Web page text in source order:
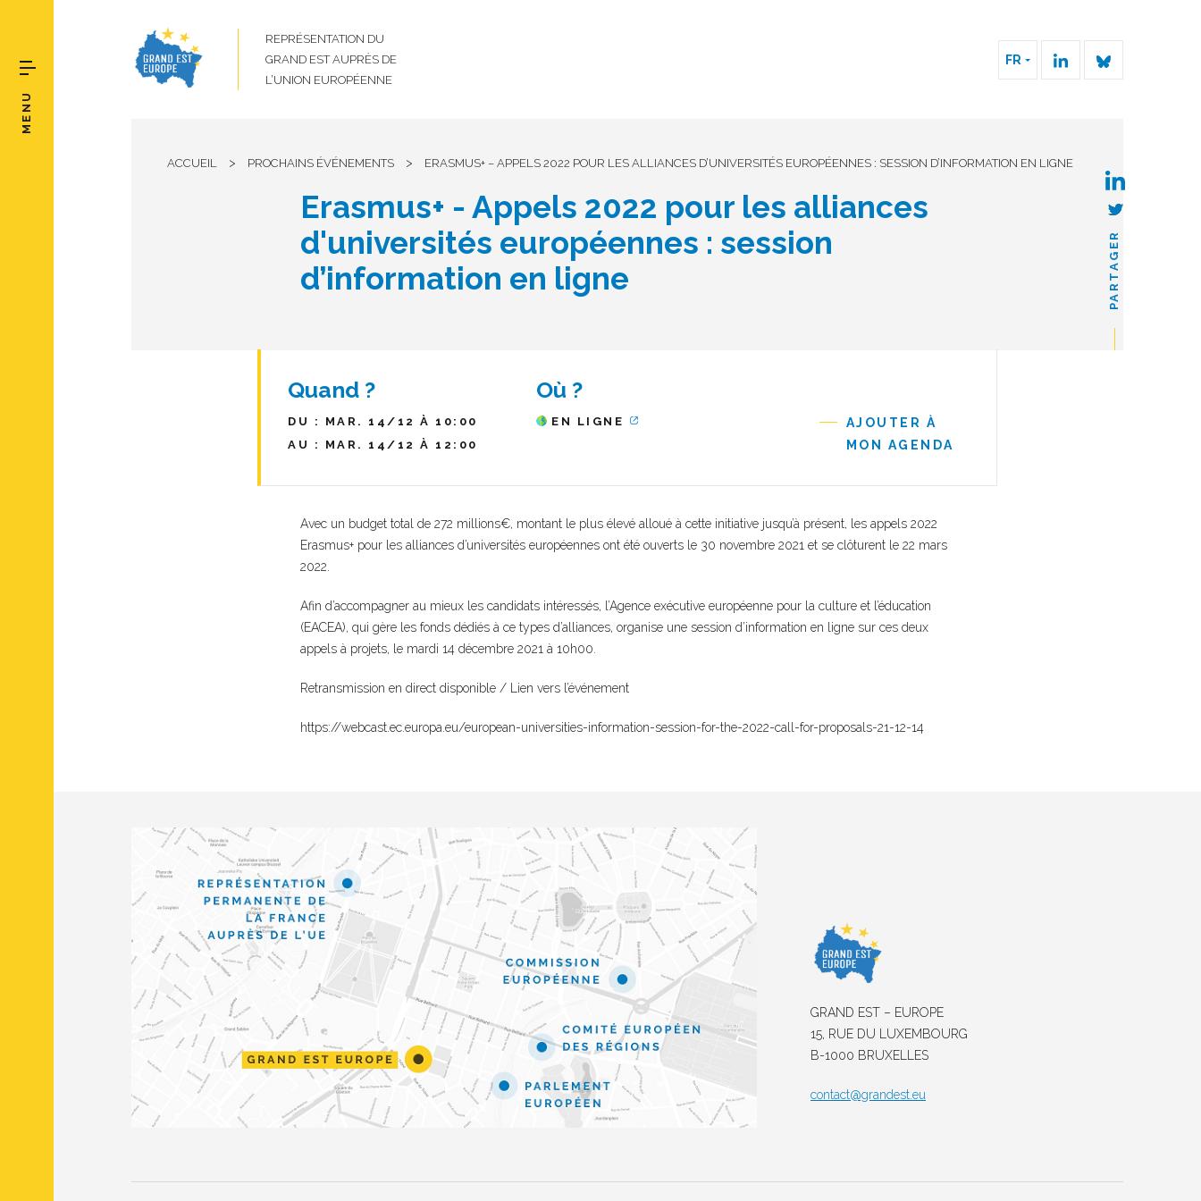
REPRÉSENTATION DU
GRAND EST AUPRÈS DE
L’UNION EUROPÉENNE
FR
MENU
ACCUEIL > PROCHAINS ÉVÉNEMENTS > ERASMUS+ – APPELS 2022 POUR LES ALLIANCES D’UNIVERSITÉS EUROPÉENNES : SESSION D’INFORMATION EN LIGNE
Erasmus+ - Appels 2022 pour les alliances
d'universités européennes : session
d’information en ligne
PARTAGER
Quand ?
DU : MAR. 14/12 À 10:00
AU : MAR. 14/12 À 12:00
Où ?
EN LIGNE
AJOUTER À
MON AGENDA
Avec un budget total de 272 millions€, montant le plus élevé alloué à cette initiative jusqu’à présent, les appels 2022
Erasmus+ pour les alliances d’universités européennes ont été ouverts le 30 novembre 2021 et se clôturent le 22 mars
2022.
Afin d’accompagner au mieux les candidats intéressés, l’Agence exécutive européenne pour la culture et l’éducation
(EACEA), qui gère les fonds dédiés à ce types d’alliances, organise une session d’information en ligne sur ces deux
appels à projets, le mardi 14 décembre 2021 à 10h00.
Retransmission en direct disponible / Lien vers l’événement
https://webcast.ec.europa.eu/european-universities-information-session-for-the-2022-call-for-proposals-21-12-14
GRAND EST – EUROPE
15, RUE DU LUXEMBOURG
B-1000 BRUXELLES
contact@grandest.eu